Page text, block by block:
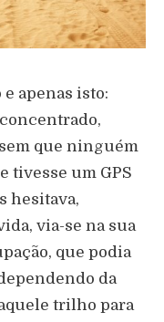
apenas isto:
que ninguém
tivesse um GPS
hesitava,
via-se na sua
que podia
da
trilho para